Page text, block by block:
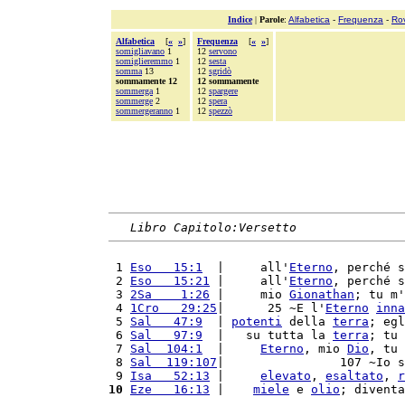
Indice| Parole: Alfabetica - Frequenza -
Alfabetica [« »]
somigliavano 1
somiglieremmo 1
somma 13
sommamente 12
sommerga 1
sommerge 2
sommergeranno 1
Frequenza [« »]
12 servono
12 sesta
12 sgridò
12 sommamente
12 spargere
12 spera
12 spezzò
Libro Capitolo:Versetto
1 Eso   15:1
  |     all'
Eterno , perché
2 Eso   15:21 |     all' Eterno , perché
3 2Sa    1:26 |     mio Gionathan ; tu
4 1Cro   29:25 |      25 ~E l' Eterno
5 Sal   47:9 potenti della terra ;
6 Sal   97:9
  |   su tutta la
terra ; tu
7 Sal  104:1 Eterno , mio Dio , tu
8 Sal  119:107 |                107 ~Io
9 Isa   52:13 elevato , esaltato ,
10
Eze   16:13 miele e olio ;